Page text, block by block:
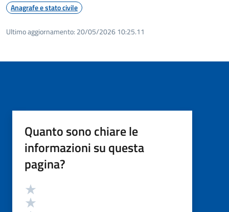
Anagrafe e stato civile
Ultimo aggiornamento: 20/05/2026 10:25.11
Quanto sono chiare le
informazioni su questa
pagina?
Valutazione